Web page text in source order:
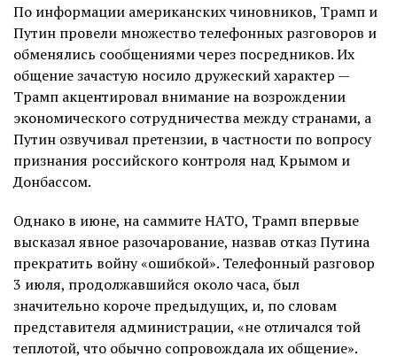
По информации американских чиновников, Трамп и
Путин провели множество телефонных разговоров и
обменялись сообщениями через посредников. Их
общение зачастую носило дружеский характер —
Трамп акцентировал внимание на возрождении
экономического сотрудничества между странами, а
Путин озвучивал претензии, в частности по вопросу
признания российского контроля над Крымом и
Донбассом.
Однако в июне, на саммите НАТО, Трамп впервые
высказал явное разочарование, назвав отказ Путина
прекратить войну «ошибкой». Телефонный разговор
3 июля, продолжавшийся около часа, был
значительно короче предыдущих, и, по словам
представителя администрации, «не отличался той
теплотой, что обычно сопровождала их общение».